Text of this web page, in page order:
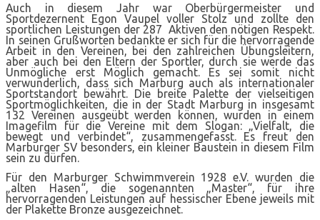
Auch in diesem Jahr war Oberbürgermeister und
Sportdezernent Egon Vaupel voller Stolz und zollte den
sportlichen Leistungen der 287 Aktiven den nötigen Respekt.
In seinen Grußworten bedankte er sich für die hervorragende
Arbeit in den Vereinen, bei den zahlreichen Übungsleitern,
aber auch bei den Eltern der Sportler, durch sie werde das
Unmögliche erst Möglich gemacht. Es sei somit nicht
verwunderlich, dass sich Marburg auch als internationaler
Sportstandort bewährt. Die breite Palette der vielseitigen
Sportmöglichkeiten, die in der Stadt Marburg in insgesamt
132 Vereinen ausgeübt werden können, wurden in einem
Imagefilm für die Vereine mit dem Slogan: „Vielfalt, die
bewegt und verbindet“, zusammengefasst. Es freut den
Marburger SV besonders, ein kleiner Baustein in diesem Film
sein zu dürfen.
Für den Marburger Schwimmverein 1928 e.V. wurden die
„alten Hasen“, die sogenannten „Master“, für ihre
hervorragenden Leistungen auf hessischer Ebene jeweils mit
der Plakette Bronze ausgezeichnet.